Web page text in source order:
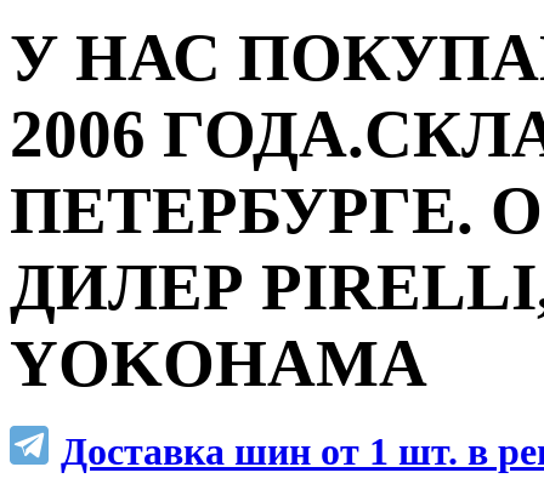
У НАС
2006
ПЕТЕРБУРГЕ.
ДИЛЕР
YOKOHAMA
Доставка шин от 1 шт. в